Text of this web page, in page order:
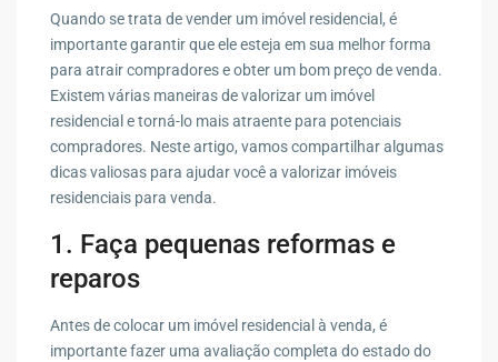
Quando se trata de vender um imóvel residencial, é
importante garantir que ele esteja em sua melhor forma
para atrair compradores e obter um bom preço de venda.
Existem várias maneiras de valorizar um imóvel
residencial e torná-lo mais atraente para potenciais
compradores. Neste artigo, vamos compartilhar algumas
dicas valiosas para ajudar você a valorizar imóveis
residenciais para venda.
1. Faça pequenas reformas e
reparos
Antes de colocar um imóvel residencial à venda, é
importante fazer uma avaliação completa do estado do